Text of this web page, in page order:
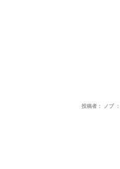
投稿者： ノブ ：